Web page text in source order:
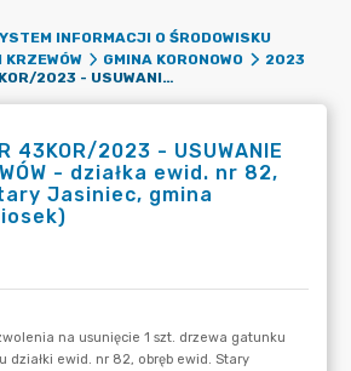
INFORMACJI O ŚRODOWISKU
GMINA KORONOWO
2023
KARTA SIOS NR 43KOR/2023 - USUWANIE DRZEW I KRZEWÓW - DZIAŁKA EWID. NR 82, OBRĘB EWID. STARY JASINIEC, GMINA KORONOWO (WNIOSEK)
43KOR/2023 - USUWANIE
- działka ewid. nr 82,
Jasiniec, gmina